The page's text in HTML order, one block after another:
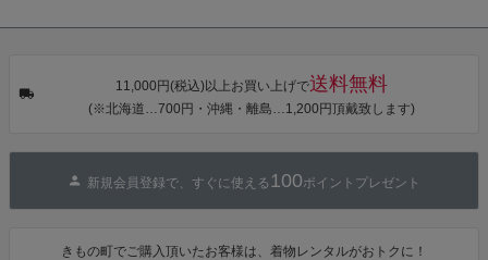
カシュクール
ワンピース 簡
単着付け 大人
11,000円(税込)以上お買い上げで送料無料
(※北海道…700円・沖縄・離島…1,200円頂戴致します)
新規会員登録で、すぐに使える 100ポイントプレゼント
きもの町でご購入頂いたお客様は、着物レンタルがおトクに！